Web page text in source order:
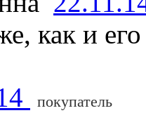
как и
покупатель